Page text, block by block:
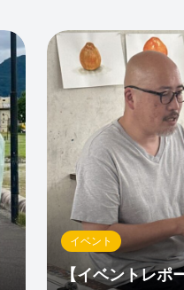
0 0
イベント
【イベントレポ